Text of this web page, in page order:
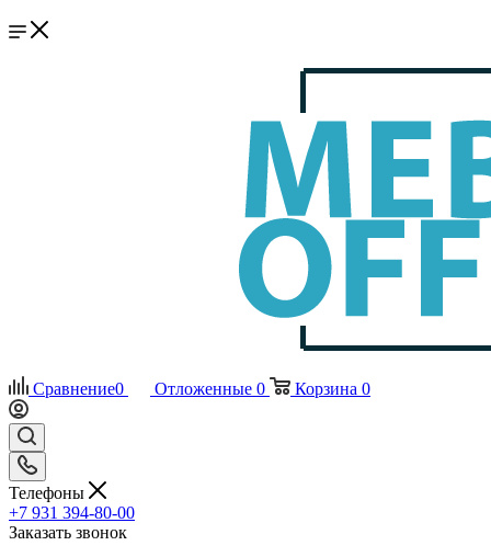
Сравнение0 Отложенные 0 Корзина 0
Телефоны
+7 931 394-80-00
Заказать звонок